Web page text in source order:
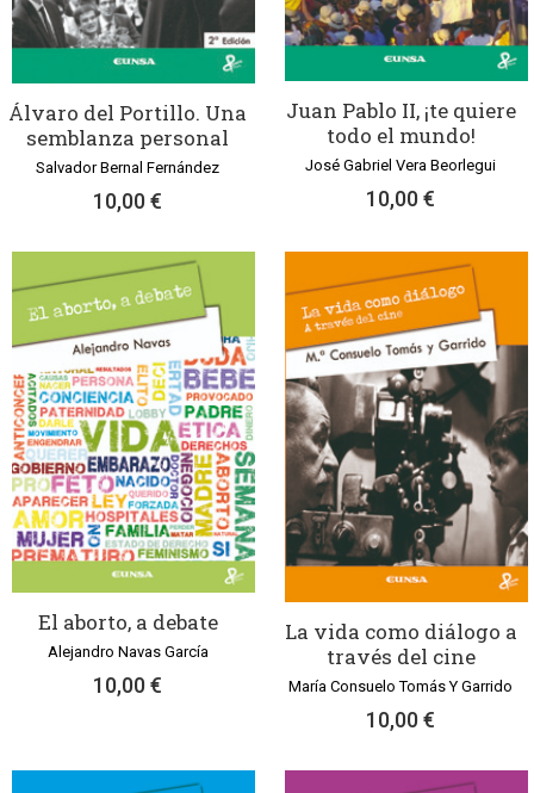
Álvaro del Portillo. Una
semblanza personal
Salvador Bernal Fernández
10,00 €
Juan Pablo II, ¡te quiere
todo el mundo!
José Gabriel Vera Beorlegui
10,00 €
El aborto, a debate
Alejandro Navas García
10,00 €
La vida como diálogo a
través del cine
María Consuelo Tomás Y Garrido
10,00 €